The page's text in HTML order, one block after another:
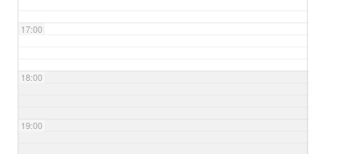
17:00
18:00
19:00